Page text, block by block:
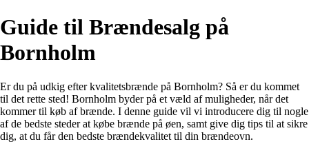
Guide til Brændesalg på
Bornholm
Er du på udkig efter kvalitetsbrænde på Bornholm? Så er du kommet
til det rette sted! Bornholm byder på et væld af muligheder, når det
kommer til køb af brænde. I denne guide vil vi introducere dig til nogle
af de bedste steder at købe brænde på øen, samt give dig tips til at sikre
dig, at du får den bedste brændekvalitet til din brændeovn.